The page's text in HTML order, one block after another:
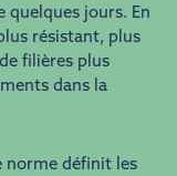
quelques jours. En
résistant, plus
filières plus
dans la
norme définit les